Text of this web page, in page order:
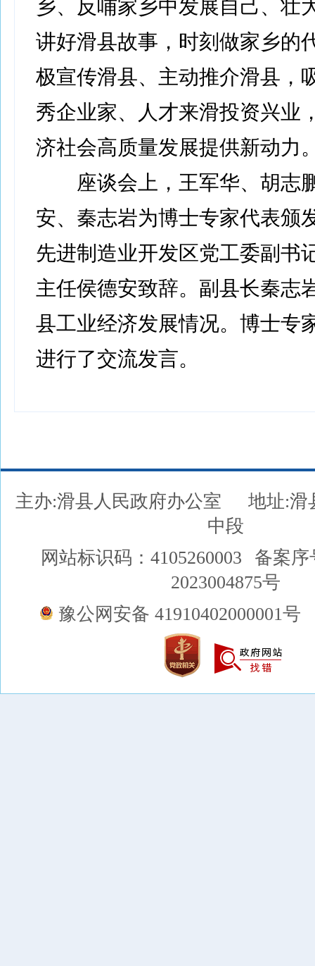
乡、反哺家乡中发展自己、壮
讲好滑县故事，时刻做家乡的
极宣传滑县、主动推介滑县，
秀企业家、人才来滑投资兴业
济社会高质量发展提供新动力
座谈会上，王军华、胡志
安、秦志岩为博士专家代表颁
先进制造业开发区党工委副书
主任侯德安致辞。副县长秦志
县工业经济发展情况。博士专
进行了交流发言。
主办:滑县人民政府办公室
地址:滑
中段
网站标识码：4105260003
备案序
2023004875号
豫公网安备 41910402000001号